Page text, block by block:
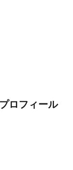
ロフィール